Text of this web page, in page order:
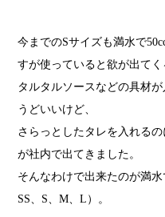
今までのSサイズも満水で
すが使っていると欲が出て
タルタルソースなどの具材
うどいいけど、
さらっとしたタレを入れる
が社内で出てきました。
そんなわけで出来たのが満
SS、S、M、L）。